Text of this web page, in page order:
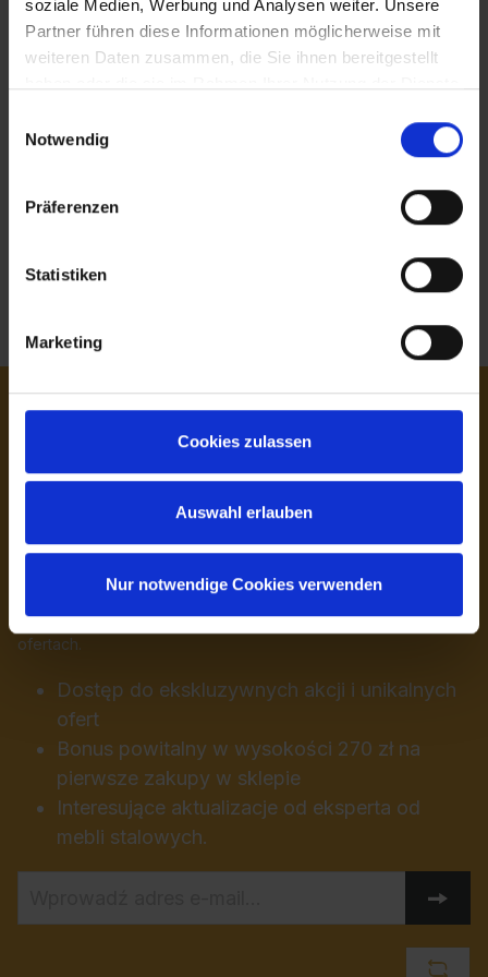
soziale Medien, Werbung und Analysen weiter. Unsere
Partner führen diese Informationen möglicherweise mit
weiteren Daten zusammen, die Sie ihnen bereitgestellt
Notwendig
Präferenzen
Statistiken
Marketing
Cookies zulassen
Auswahl erlauben
Nur notwendige Cookies verwenden
Usługa
Newsletter
Zapisz się do naszego regularnego newslettera, aby zawsze
otrzymywać na czas informacje o nowych produktach i
ofertach.
Dostęp do ekskluzywnych akcji i unikalnych
ofert
Bonus powitalny w wysokości 270 zł na
pierwsze zakupy w sklepie
Interesujące aktualizacje od eksperta od
mebli stalowych.